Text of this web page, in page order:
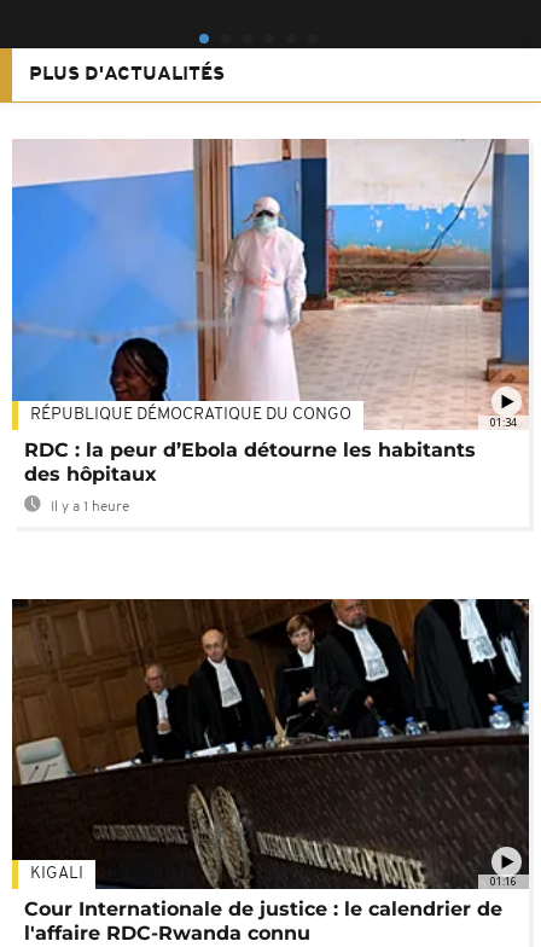
PLUS D'ACTUALITÉS
01:34
RÉPUBLIQUE DÉMOCRATIQUE DU CONGO
RDC : la peur d’Ebola détourne les habitants
des hôpitaux
Il y a 1 heure
01:16
KIGALI
Cour Internationale de justice : le calendrier de
l'affaire RDC-Rwanda connu